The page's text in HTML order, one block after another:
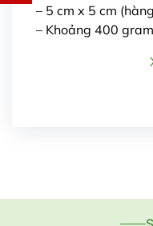
– 5 cm x 5 cm
– Khoảng 400